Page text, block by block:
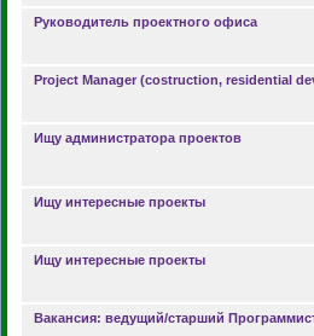
Руководитель проектного офиса
Project Manager (costruction, residential
Ищу администратора проектов
Ищу интересные проекты
Ищу интересные проекты
Вакансия: ведущий/старший